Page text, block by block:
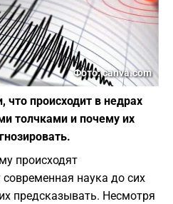
Фото: canva.com
происходит в недрах
толчками и почему их
происходят
наука до сих
предсказывать. Несмотря